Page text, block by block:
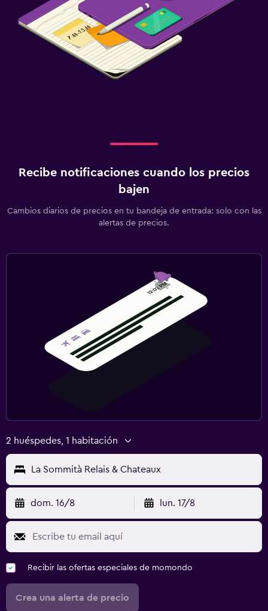
Recibe notificaciones cuando los precios
bajen
Cambios diarios de precios en tu bandeja de entrada: solo con las
alertas de precios.
2 huéspedes, 1 habitación
La Sommità Relais & Chateaux
dom. 16/8 lun. 17/8
Recibir las ofertas especiales de momondo
Crea una alerta de precio